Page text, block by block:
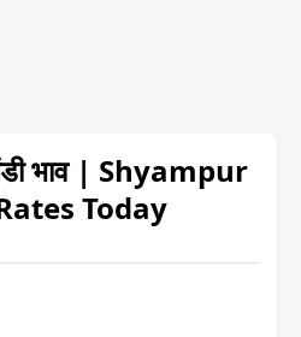
भाव | Shyampur
Today